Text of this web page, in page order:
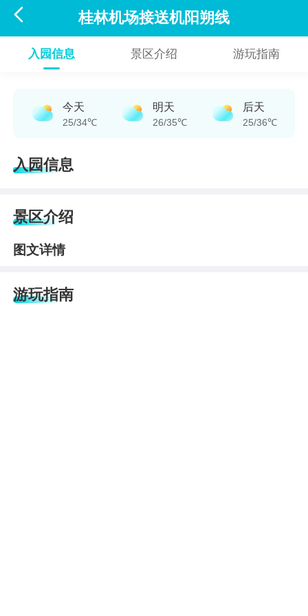
 桂林机场接送机阳朔线
入园信息 景区介绍 游玩指南
今天
25/34℃
明天
26/35℃
后天
25/36℃
入园信息
景区介绍
图文详情
游玩指南